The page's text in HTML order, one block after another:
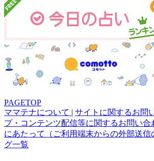
PAGETOP
ママテナについて | サイトに関するお問
プ・コンテンツ配信等に関するお問い合
にあたって（ご利用端末からの外部送信
グ一覧